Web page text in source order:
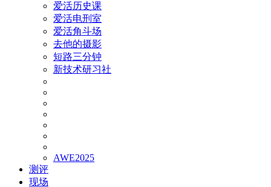
爱活历史课
爱活电刑室
爱活角斗场
去他的摄影
短路三分钟
新技术研习社
AWE2025
测评
现场